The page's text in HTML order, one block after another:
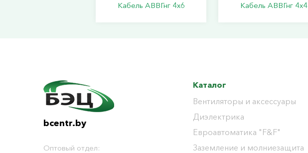
Кабель АВВГнг 4х6 Кабель АВВГнг 4х4
bcentr.by
Оптовый отдел:
Каталог
Вентиляторы и аксессуары
Диэлектрика
Евроавтоматика "F&F"
Заземление и молниезащита